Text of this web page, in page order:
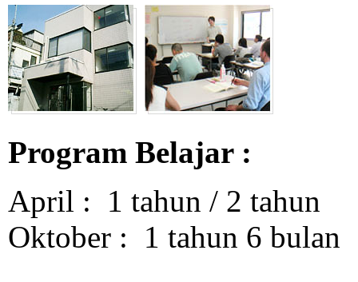
Program Belajar :
April : 1 tahun / 2 tahun
Oktober : 1 tahun 6 bulan